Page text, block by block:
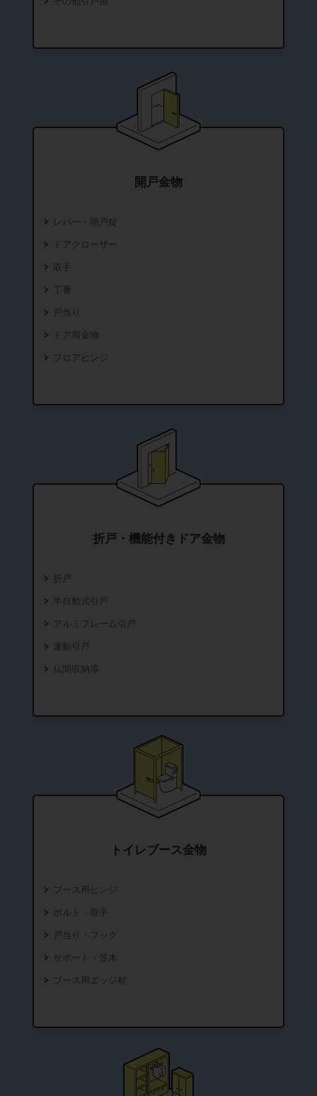
開戸金物
レバー・開戸錠
ドアクローザー
取手
丁番
戸当り
ドア用金物
フロアヒンジ
折戸・機能付きドア金物
折戸
半自動式引戸
アルミフレーム引戸
連動引戸
仏間収納扉
トイレブース金物
ブース用ヒンジ
ボルト・取手
戸当り・フック
サポート・笠木
ブース用エッジ材